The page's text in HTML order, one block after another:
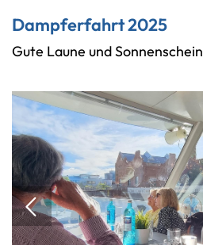
Dampferfahrt 2025
Gute Laune und Sonnenschein